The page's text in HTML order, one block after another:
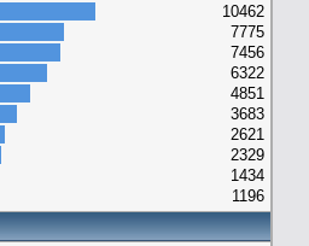
10462
7775
7456
6322
4851
3683
2621
2329
1434
1196